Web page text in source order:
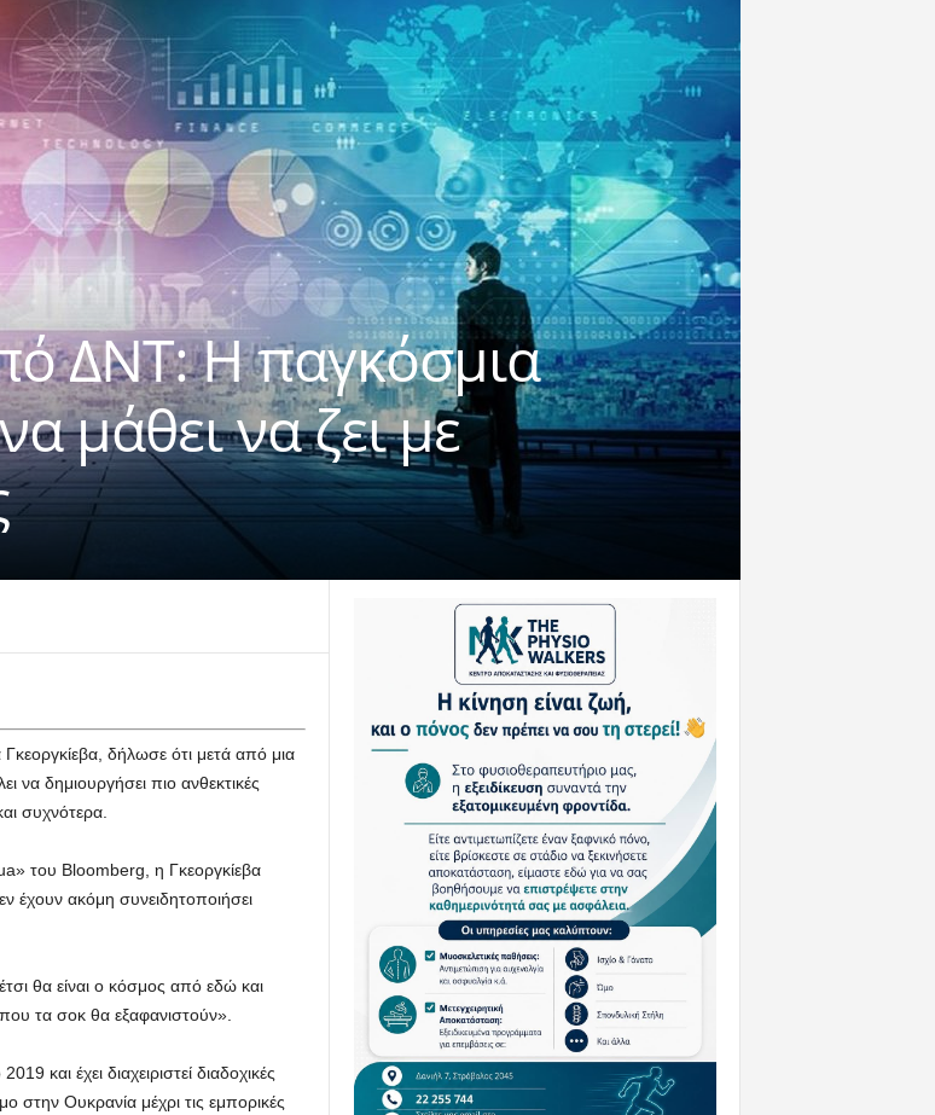
ΔΝΤ: Η παγκόσμια
μάθει να ζει με
δήλωσε ότι μετά από μια
να δημιουργήσει πιο ανθεκτικές
συχνότερα.
του Bloomberg, η Γκεοργκίεβα
έχουν ακόμη συνειδητοποιήσει
θα είναι ο κόσμος από εδώ και
τα σοκ θα εξαφανιστούν».
και έχει διαχειριστεί διαδοχικές
στην Ουκρανία μέχρι τις εμπορικές